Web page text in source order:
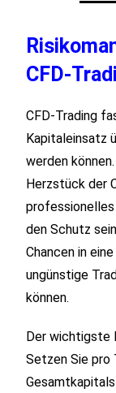
CFD‑Trading
Kapitaleinsatz
werden
Herzstück der
professionelles
den Schutz
Chancen in
ungünstige
können.
Der wichtigste
Setzen Sie pro